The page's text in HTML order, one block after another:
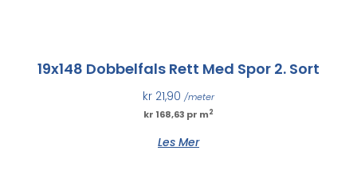
19x148 Dobbelfals Rett Med Spor 2. Sort
kr 21,90 /meter
kr 168,63 pr m2
Les Mer